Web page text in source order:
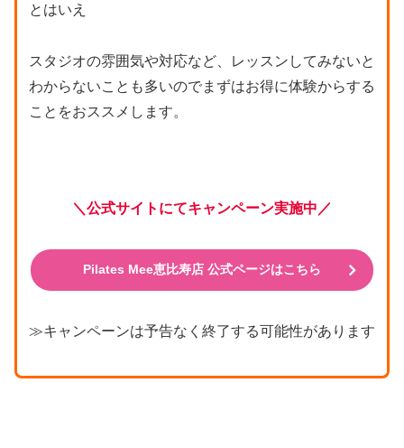
とはいえ
スタジオの雰囲気や対応など、レッスンしてみないと
わからないことも多いのでまずはお得に体験からする
ことをおススメします。
＼公式サイトにてキャンペーン実施中／
Pilates Mee恵比寿店 公式ページはこちら
≫キャンペーンは予告なく終了する可能性があります